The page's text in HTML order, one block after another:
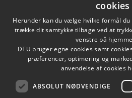
Job og karriere
LINKEDIN
cookies
Herunder kan du vælge hvilke formål
trække dit samtykke tilbage ved at
venstre på
DTU bruger egne cookies samt
præferencer, optimering og
anvendelse af cookies
ABSOLUT NØDVENDIGE